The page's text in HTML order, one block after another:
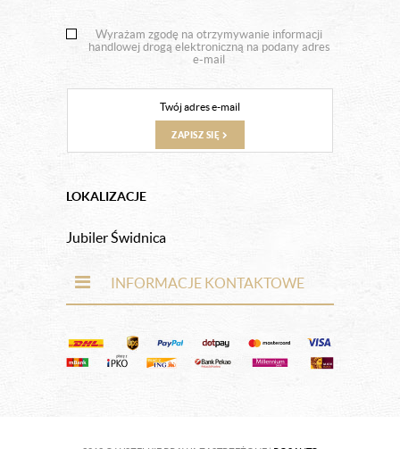
Wyrażam zgodę na otrzymywanie informacji
handlowej drogą elektroniczną na podany adres
e-mail
ZAPISZ SIĘ
LOKALIZACJE
Jubiler Świdnica
INFORMACJE KONTAKTOWE